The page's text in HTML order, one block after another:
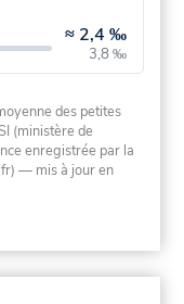
≈ 2,4 ‰
3,8 ‰
des petites
(ministère de
enregistrée par la
— mis à jour en